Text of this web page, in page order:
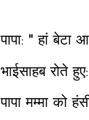
पापा: " हां
भाईसाहब रोते
पापा मम्मा को